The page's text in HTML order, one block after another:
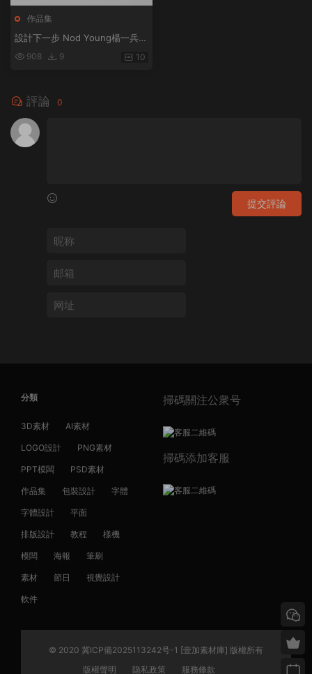
作品集
設計下一步 Nod Young楊一兵著
知名設計師藝術家Nod Young25
908 9 10
評論 0
提交評論
分類
3D素材 AI素材
LOGO設計 PNG素材
PPT模闆 PSD素材
作品集 包裝設計 字體
字體設計 平面
排版設計 教程 樣機
模闆 海報 筆刷
素材 節日 視覺設計
軟件
掃碼關注公衆号
掃碼添加客服
© 2020 冀ICP備2025113242号-1 [壹加素材庫] 版權所有
版權聲明
隐私政策 服務條款